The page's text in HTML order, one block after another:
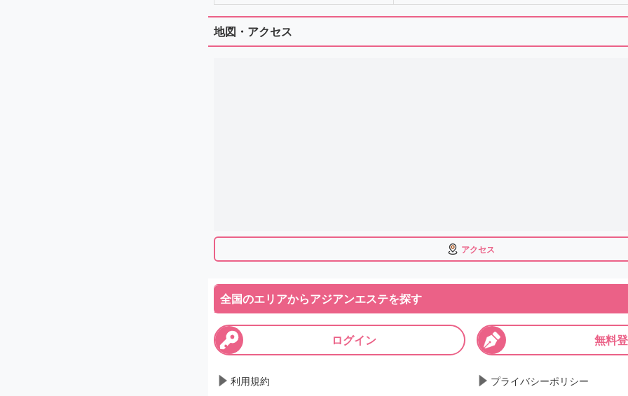
地図・アクセス
アクセス
全国のエリアからアジアンエステを探す
ログイン 無料
利用規約 プライバシーポリシー